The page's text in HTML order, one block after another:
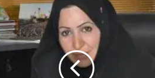
العراقية تكسر
الحرية